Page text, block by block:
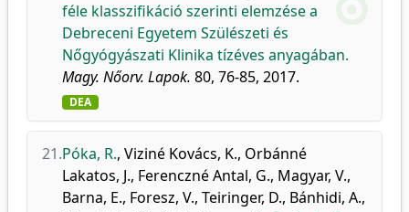
féle klasszifikáció szerinti elemzése a
Debreceni Egyetem Szülészeti és
Nőgyógyászati Klinika tízéves anyagában.
Magy. Nőorv. Lapok. 80, 76-85, 2017.
DEA
21.Póka, R., Viziné Kovács, K., Orbánné
Lakatos, J., Ferenczné Antal, G., Magyar, V.,
Barna, E., Foresz, V., Teiringer, D., Bánhidi, A.,